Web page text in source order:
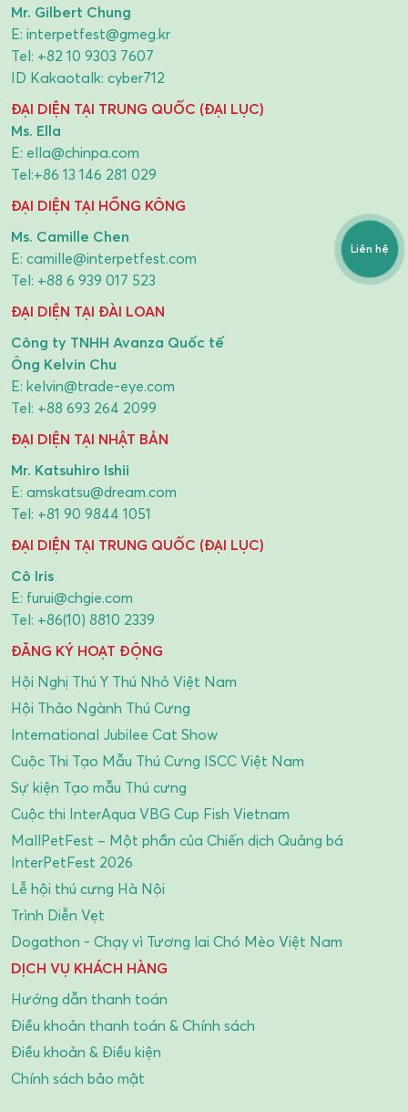
Mr. Gilbert Chung
E: interpetfest@gmeg.kr
Tel: +82 10 9303 7607
ID Kakaotalk: cyber712
ĐẠI DIỆN TẠI TRUNG QUỐC (ĐẠI LỤC)
Ms. Ella
E: ella@chinpa.com
Tel:+86 13 146 281 029
ĐẠI DIỆN TẠI HỒNG KÔNG
Ms. Camille Chen
E: camille@interpetfest.com
Tel: +88 6 939 017 523
ĐẠI DIỆN TẠI ĐÀI LOAN
Công ty TNHH Avanza Quốc tế
Ông Kelvin Chu
E: kelvin@trade-eye.com
Tel: +88 693 264 2099
ĐẠI DIỆN TẠI NHẬT BẢN
Mr. Katsuhiro Ishii
E: amskatsu@dream.com
Tel: +81 90 9844 1051
ĐẠI DIỆN TẠI TRUNG QUỐC (ĐẠI LỤC)
Cô Iris
E: furui@chgie.com
Tel: +86(10) 8810 2339
ĐĂNG KÝ HOẠT ĐỘNG
Hội Nghị Thú Y Thú Nhỏ Việt Nam
Hội Thảo Ngành Thú Cưng
International Jubilee Cat Show
Cuộc Thi Tạo Mẫu Thú Cưng ISCC Việt Nam
Sự kiện Tạo mẫu Thú cưng
Cuộc thi InterAqua VBG Cup Fish Vietnam
MallPetFest – Một phần của Chiến dịch Quảng bá
InterPetFest 2026
Lễ hội thú cưng Hà Nội
Trình Diễn Vẹt
Dogathon - Chạy vì Tương lai Chó Mèo Việt Nam
DỊCH VỤ KHÁCH HÀNG
Hướng dẫn thanh toán
Điều khoản thanh toán & Chính sách
Điều khoản & Điều kiện
Chính sách bảo mật
Liên hệ